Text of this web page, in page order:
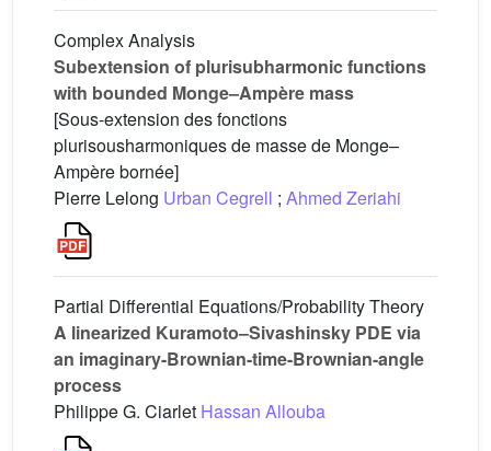
Complex Analysis
Subextension of plurisubharmonic functions
with bounded Monge–Ampère mass
[Sous-extension des fonctions
plurisousharmoniques de masse de Monge–
Ampère bornée]
Pierre Lelong Urban Cegrell ; Ahmed Zeriahi
Partial Differential Equations/Probability Theory
A linearized Kuramoto–Sivashinsky PDE via
an imaginary-Brownian-time-Brownian-angle
process
Philippe G. Ciarlet Hassan Allouba